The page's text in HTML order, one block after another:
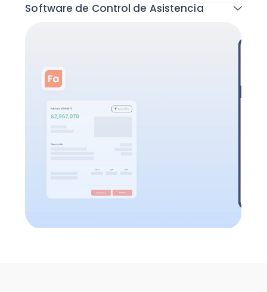
Software de Control de Asistencia
Todas las funcionalidades